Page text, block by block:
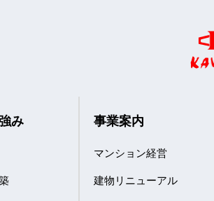
み 事業案内
マンション経営
建物リニューアル